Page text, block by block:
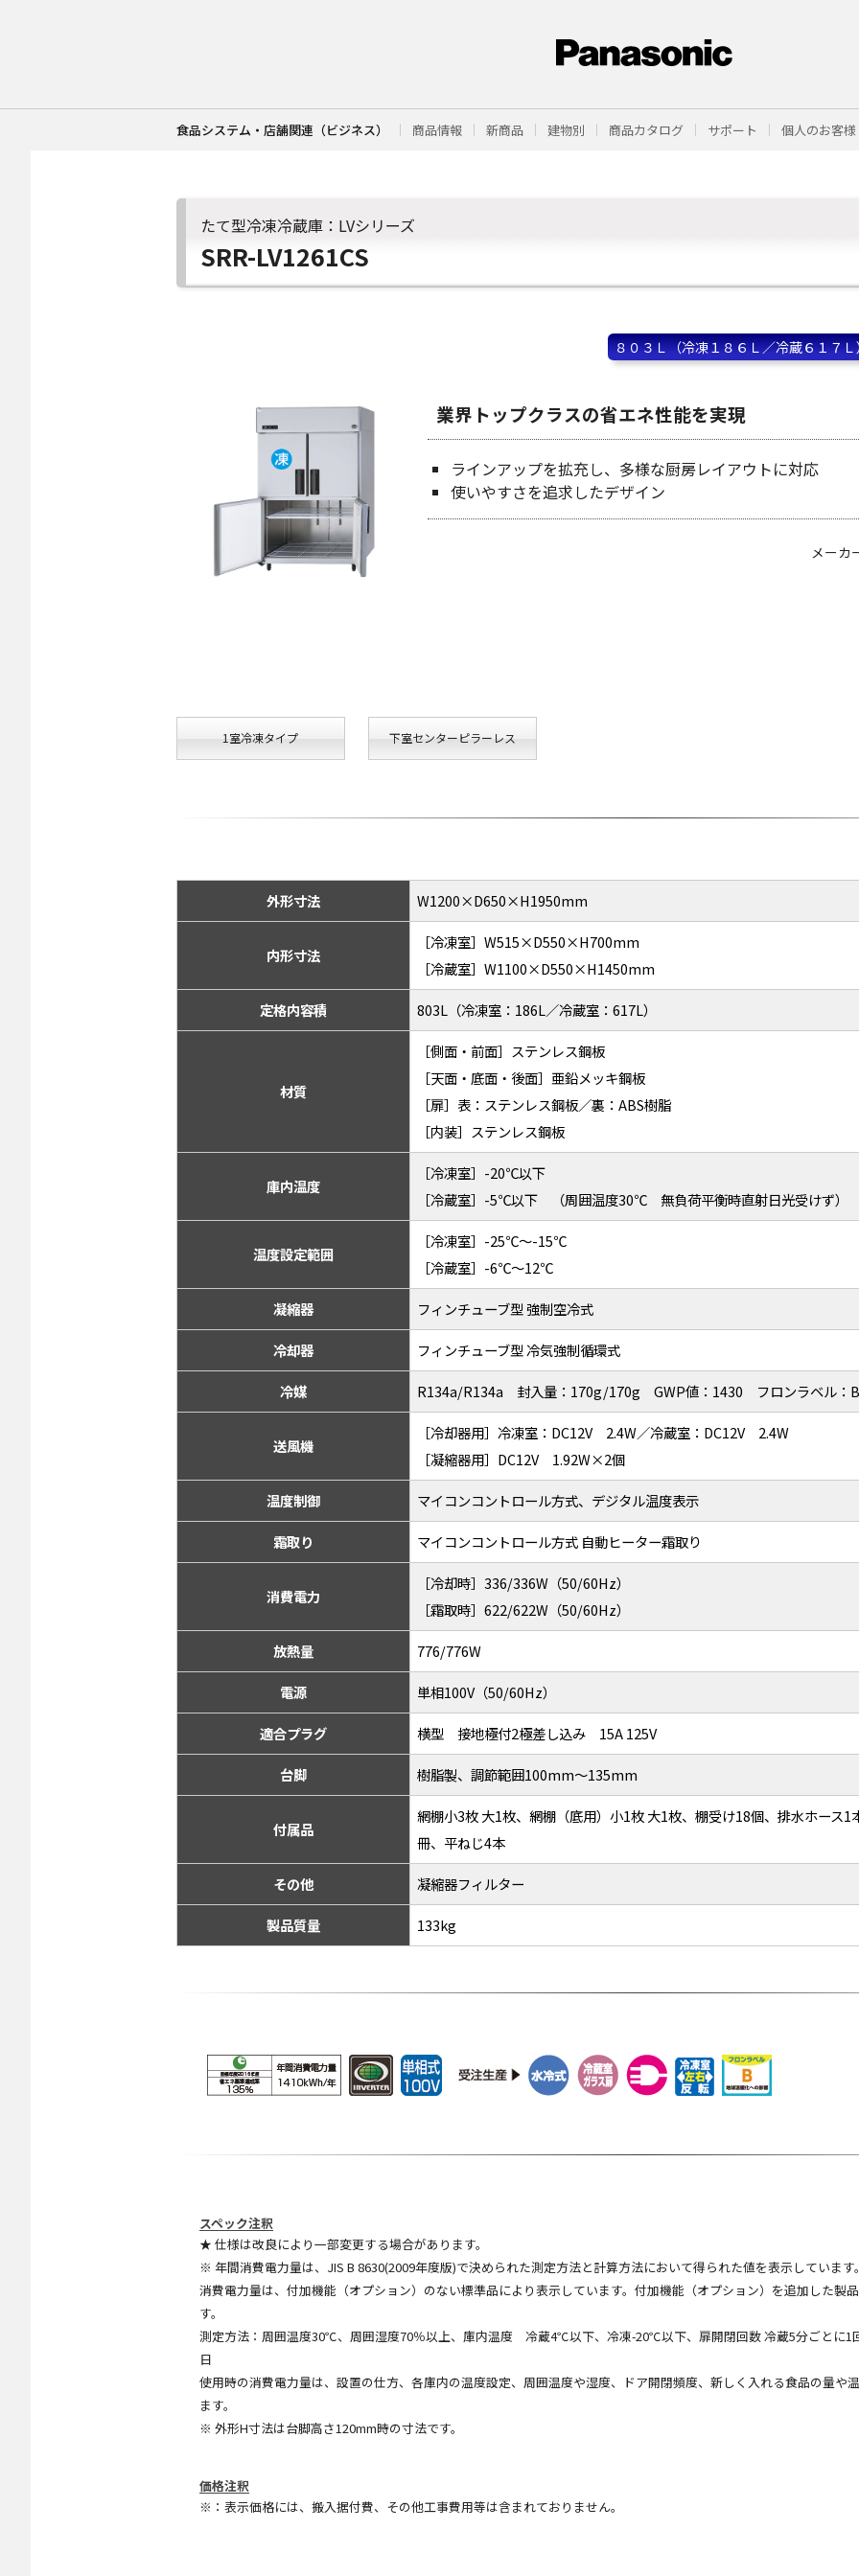
食品システム・店舗関連（ビジネス） 商品情報 新商品 建物別 商品カタログ サポート 個人のお客様
たて型冷凍冷蔵庫：LVシリーズ
SRR-LV1261CS
８０３Ｌ（冷凍１８６Ｌ／冷蔵６１７Ｌ
業界トップクラスの省エネ性能を実現
ラインアップを拡充し、多様な厨房レイアウトに対応
使いやすさを追求したデザイン
メーカ
1室冷凍タイプ 下室センターピラーレス
外形寸法 W1200×D650×H1950mm
内形寸法
［冷凍室］W515×D550×H700mm
［冷蔵室］W1100×D550×H1450mm
定格内容積 803L（冷凍室：186L／冷蔵室：617L）
材質
［側面・前面］ステンレス鋼板
［天面・底面・後面］亜鉛メッキ鋼板
［扉］表：ステンレス鋼板／裏：ABS樹脂
［内装］ステンレス鋼板
庫内温度
［冷凍室］-20℃以下
［冷蔵室］-5℃以下 （周囲温度30℃ 無負荷平衡時直射日光受けず）
温度設定範囲
［冷凍室］-25℃～-15℃
［冷蔵室］-6℃～12℃
凝縮器 フィンチューブ型 強制空冷式
冷却器 フィンチューブ型 冷気強制循環式
冷媒 R134a/R134a 封入量：170g/170g GWP値：1430 フロンラベル：
送風機
［冷却器用］冷凍室：DC12V 2.4W／冷蔵室：DC12V 2.4W
［凝縮器用］DC12V 1.92W×2個
温度制御 マイコンコントロール方式、デジタル温度表示
霜取り マイコンコントロール方式 自動ヒーター霜取り
消費電力
［冷却時］336/336W（50/60Hz）
［霜取時］622/622W（50/60Hz）
放熱量 776/776W
電源 単相100V（50/60Hz）
適合プラグ 横型 接地極付2極差し込み 15A 125V
台脚 樹脂製、調節範囲100mm～135mm
付属品
網棚小3枚 大1枚、網棚（底用）小1枚 大1枚、棚受け18個、排水ホース
冊、平ねじ4本
その他 凝縮器フィルター
製品質量 133kg
スペック注釈
★ 仕様は改良により一部変更する場合があります。
※ 年間消費電力量は、JIS B 8630(2009年度版)で決められた測定方法と計算方法において得られた値を表示しています
消費電力量は、付加機能（オプション）のない標準品により表示しています。付加機能（オプション）を追加した製
す。
測定方法：周囲温度30℃、周囲湿度70％以上、庫内温度 冷蔵4℃以下、冷凍-20℃以下、扉開閉回数 冷蔵5分ごとに
日
使用時の消費電力量は、設置の仕方、各庫内の温度設定、周囲温度や湿度、ドア開閉頻度、新しく入れる食品の量や
ます。
※ 外形H寸法は台脚高さ120mm時の寸法です。
価格注釈
※：表示価格には、搬入据付費、その他工事費用等は含まれておりません。